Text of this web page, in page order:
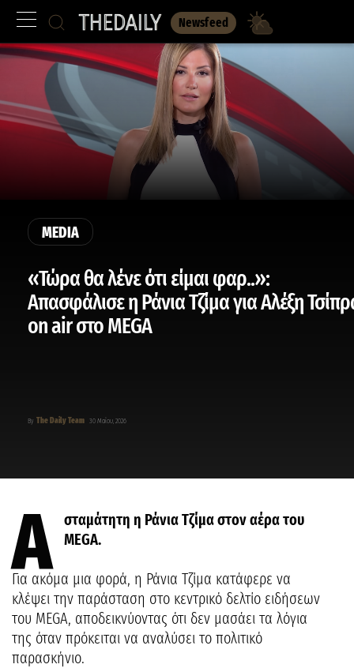
Newsfeed
MEDIA
«Τώρα θα λένε ότι είμαι φαρ..»:
Απασφάλισε η Ράνια Τζίμα για Αλέξη
on air στο MEGA
By The Daily Team 30 Μαΐου, 2026
Α
σταμάτητη η Ράνια Τζίμα στον αέρα του
MEGA.
Για ακόμα μια φορά, η Ράνια Τζίμα κατάφερε να
κλέψει την παράσταση στο κεντρικό δελτίο ειδήσεων
του MEGA, αποδεικνύοντας ότι δεν μασάει τα λόγια
της όταν πρόκειται να αναλύσει το πολιτικό
παρασκήνιο.